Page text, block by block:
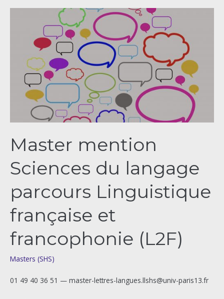
Master mention
Sciences du langage
parcours Linguistique
française et
francophonie (L2F)
Masters (SHS)
01 49 40 36 51 — master-lettres-langues.llshs@univ-paris13.fr
Sciences
langage
parcours
Linguistique
française
(L2F)